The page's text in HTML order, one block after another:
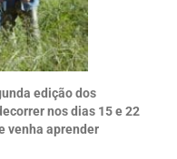
edição dos
nos dias 15 e 22
venha aprender